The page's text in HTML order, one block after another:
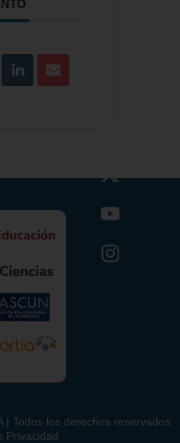
| Todos los derechos reservados
Privacidad